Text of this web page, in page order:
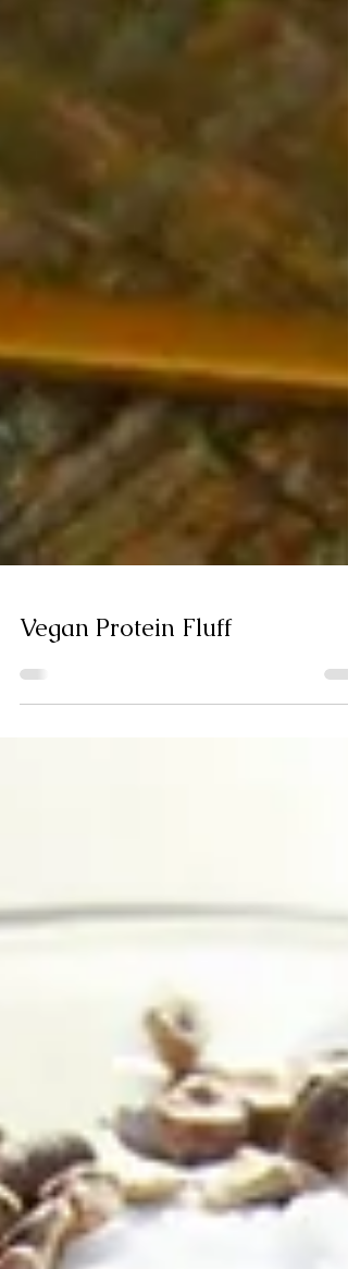
Vegan Protein Fluff